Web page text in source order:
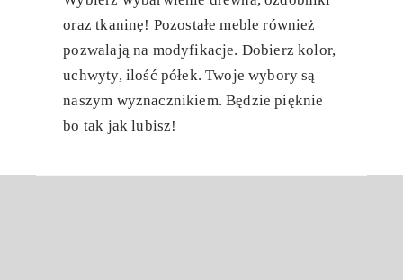
oraz tkaninę! Pozostałe meble również
pozwalają na modyfikacje. Dobierz kolor,
uchwyty, ilość półek. Twoje wybory są
naszym wyznacznikiem. Będzie pięknie
bo tak jak lubisz!